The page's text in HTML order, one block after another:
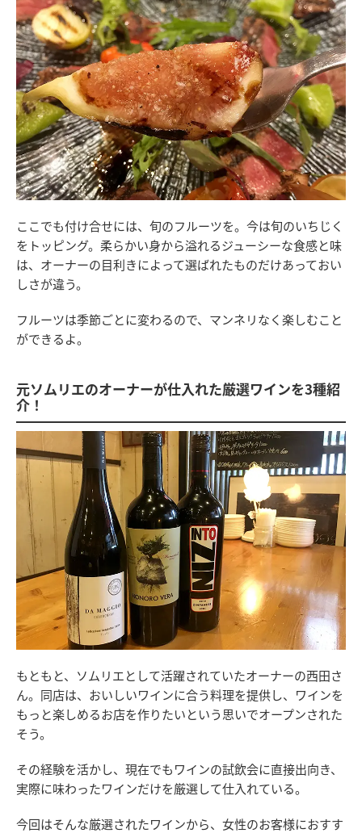
ここでも付け合せには、旬のフルーツを。今は旬のいちじく
をトッピング。柔らかい身から溢れるジューシーな食感と味
は、オーナーの目利きによって選ばれたものだけあっておい
しさが違う。
フルーツは季節ごとに変わるので、マンネリなく楽しむこと
ができるよ。
元ソムリエのオーナーが仕入れた厳選ワインを3種紹
介！
もともと、ソムリエとして活躍されていたオーナーの西田さ
ん。同店は、おいしいワインに合う料理を提供し、ワインを
もっと楽しめるお店を作りたいという思いでオープンされた
そう。
その経験を活かし、現在でもワインの試飲会に直接出向き、
実際に味わったワインだけを厳選して仕入れている。
今回はそんな厳選されたワインから、女性のお客様におすす